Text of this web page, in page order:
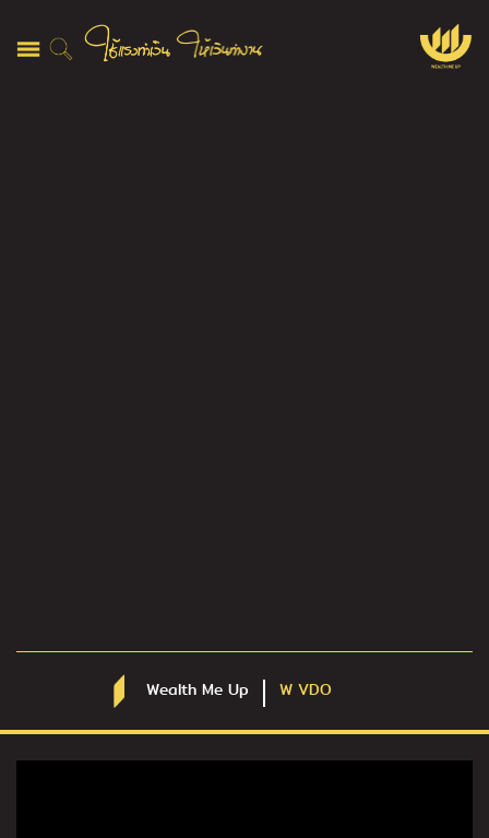
Wealth Me Up W VDO